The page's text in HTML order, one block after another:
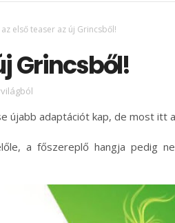
első teaser az új Grincsből!
Grincsből!
újabb adaptációt kap, de most itt
a főszereplő hangja pedig